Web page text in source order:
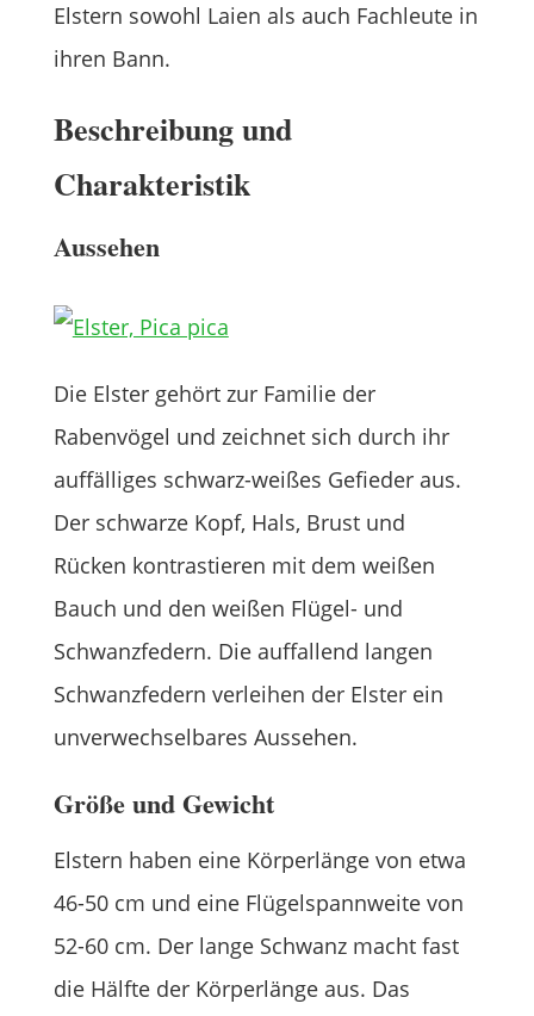
Elstern sowohl Laien als auch Fachleute in
ihren Bann.
Beschreibung und
Charakteristik
Aussehen
Die Elster gehört zur Familie der
Rabenvögel und zeichnet sich durch ihr
auffälliges schwarz-weißes Gefieder aus.
Der schwarze Kopf, Hals, Brust und
Rücken kontrastieren mit dem weißen
Bauch und den weißen Flügel- und
Schwanzfedern. Die auffallend langen
Schwanzfedern verleihen der Elster ein
unverwechselbares Aussehen.
Größe und Gewicht
Elstern haben eine Körperlänge von etwa
46-50 cm und eine Flügelspannweite von
52-60 cm. Der lange Schwanz macht fast
die Hälfte der Körperlänge aus. Das